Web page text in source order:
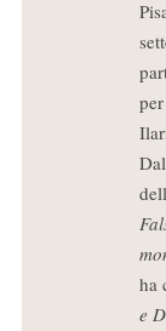
ha
e